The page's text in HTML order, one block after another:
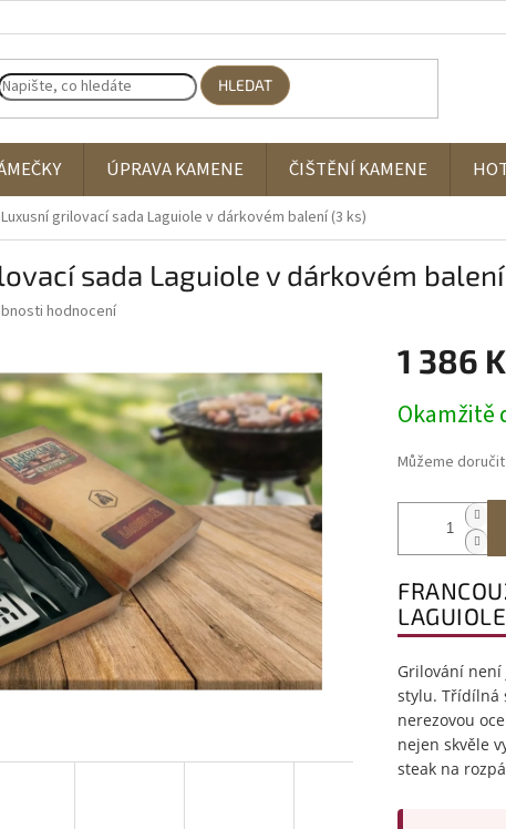
HLEDAT
ÚPRAVA KAMENE ČIŠTĚNÍ KAMENE
Luxusní grilovací sada Laguiole v dárkovém balení (3 ks)
sada Laguiole v dárkovém
hodnocení
1 386
cena:
Okamžitě
Můžeme
LAGUIOLE
Grilování
stylu. Třídílná
nerezovou
nejen skvěle
steak na